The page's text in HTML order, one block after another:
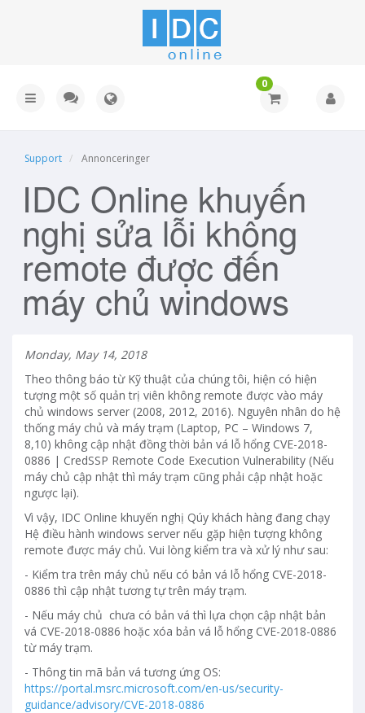
0
Support Annonceringer
IDC Online khuyến
nghị sửa lỗi không
remote được đến
máy chủ windows
Monday, May 14, 2018
Theo thông báo từ Kỹ thuật của chúng tôi, hiện có hiện
tượng một số quản trị viên không remote được vào máy
chủ windows server (2008, 2012, 2016). Nguyên nhân do hệ
thống máy chủ và máy trạm (Laptop, PC – Windows 7,
8,10) không cập nhật đồng thời bản vá lỗ hổng CVE-2018-
0886 | CredSSP Remote Code Execution Vulnerability (Nếu
máy chủ cập nhật thì máy trạm cũng phải cập nhật hoặc
ngược lại).
Vì vậy, IDC Online khuyến nghị Qúy khách hàng đang chạy
Hệ điều hành windows server nếu gặp hiện tượng không
remote được máy chủ. Vui lòng kiểm tra và xử lý như sau:
- Kiểm tra trên máy chủ nếu có bản vá lỗ hổng CVE-2018-
0886 thì cập nhật tương tự trên máy trạm.
- Nếu máy chủ chưa có bản vá thì lựa chọn cập nhật bản
vá CVE-2018-0886 hoặc xóa bản vá lỗ hổng CVE-2018-0886
từ máy trạm.
- Thông tin mã bản vá tương ứng OS:
https://portal.msrc.microsoft.com/en-us/security-
guidance/advisory/CVE-2018-0886